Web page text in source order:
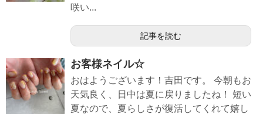
咲い...
記事を読む
お客様ネイル☆
おはようございます！吉田です。 今朝もお
天気良く、日中は夏に戻りましたね！ 短い
夏なので、夏らしさが復活してくれて嬉し